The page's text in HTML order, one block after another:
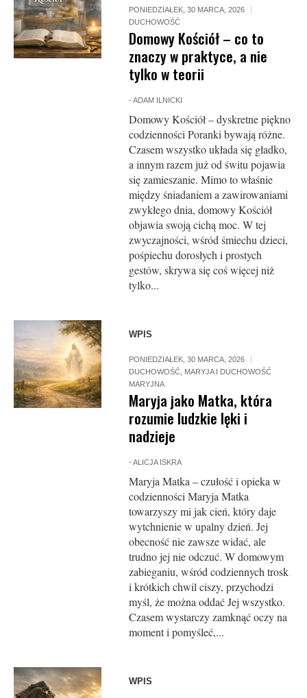
PONIEDZIAŁEK, 30 MARCA, 2026
DUCHOWOŚĆ
Domowy Kościół – co to
znaczy w praktyce, a nie
tylko w teorii
-ADAM ILNICKI
Domowy Kościół – dyskretne piękno
codzienności Poranki bywają różne.
Czasem wszystko układa się gładko,
a innym razem już od świtu pojawia
się zamieszanie. Mimo to właśnie
między śniadaniem a zawirowaniami
zwykłego dnia, domowy Kościół
objawia swoją cichą moc. W tej
zwyczajności, wśród śmiechu dzieci,
pośpiechu dorosłych i prostych
gestów, skrywa się coś więcej niż
tylko...
WPIS
PONIEDZIAŁEK, 30 MARCA, 2026
DUCHOWOŚĆ MARYJA I DUCHOWOŚĆ
MARYJNA
Maryja jako Matka, która
rozumie ludzkie lęki i
nadzieje
-ALICJA ISKRA
Maryja Matka – czułość i opieka w
codzienności Maryja Matka
towarzyszy mi jak cień, który daje
wytchnienie w upalny dzień. Jej
obecność nie zawsze widać, ale
trudno jej nie odczuć. W domowym
zabieganiu, wśród codziennych trosk
i krótkich chwil ciszy, przychodzi
myśl, że można oddać Jej wszystko.
Czasem wystarczy zamknąć oczy na
moment i pomyśleć,...
WPIS